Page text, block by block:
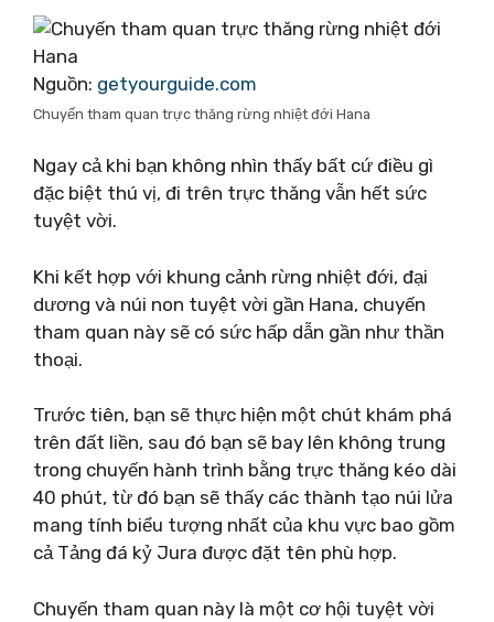
Nguồn: getyourguide.com
Chuyến tham quan trực thăng rừng nhiệt đới Hana
Ngay cả khi bạn không nhìn thấy bất cứ điều gì
đặc biệt thú vị, đi trên trực thăng vẫn hết sức
tuyệt vời.
Khi kết hợp với khung cảnh rừng nhiệt đới, đại
dương và núi non tuyệt vời gần Hana, chuyến
tham quan này sẽ có sức hấp dẫn gần như thần
thoại.
Trước tiên, bạn sẽ thực hiện một chút khám phá
trên đất liền, sau đó bạn sẽ bay lên không trung
trong chuyến hành trình bằng trực thăng kéo dài
40 phút, từ đó bạn sẽ thấy các thành tạo núi lửa
mang tính biểu tượng nhất của khu vực bao gồm
cả Tảng đá kỷ Jura được đặt tên phù hợp.
Chuyến tham quan này là một cơ hội tuyệt vời